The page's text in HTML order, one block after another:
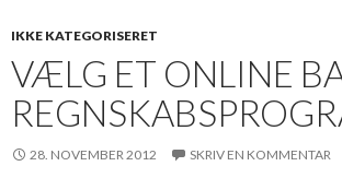
IKKE KATEGORISERET
VÆLG ET ONLINE
28. NOVEMBER 2012 SKRIV EN KOMMENTAR